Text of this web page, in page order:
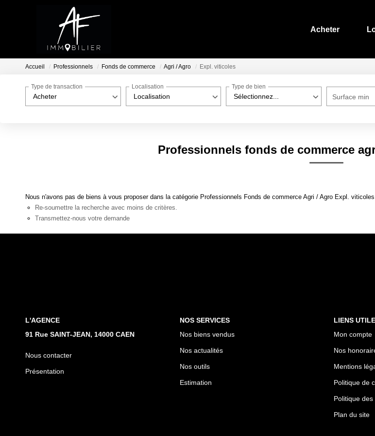
Acheter
Accueil Professionnels Fonds de commerce Agri / Agro Expl. viticoles
Acheter
Type de transaction
Localisation
Localisation
Sélectionnez...
Type de bien
Surface min
Professionnels fonds de commerce
Nous n'avons pas de biens à vous proposer dans la catégorie Professionnels Fonds de commerce Agri / Agro Expl.
Re-soumettre la recherche avec moins de critères.
Transmettez-nous votre demande
L'AGENCE
91 Rue SAINT-JEAN, 14000 CAEN
Nous contacter
Présentation
NOS SERVICES
Nos biens vendus
Nos actualités
Nos outils
Estimation
LIENS
Mon compte
Nos
Mentions
Politique de
Politique des
Plan du site